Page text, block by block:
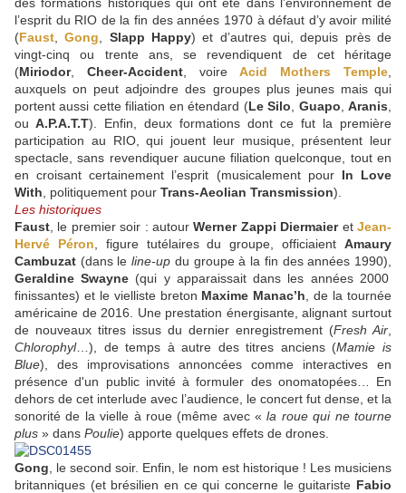
l’esprit du RIO de la fin des années 1970 à défaut d’y avoir milité
(Faust ,Gong Slapp Happy) et d’autres qui, depuis près de
vingt-cinq ou trente ans, se revendiquent de cet héritage
(Miriodor, Cheer-Accident , voire Acid Mothers Temple
auxquels on peut adjoindre des groupes plus jeunes mais qui
portent aussi cette filiation en étendard (Le Silo Guapo ,Aranis
ou A.P.A.T.T). Enfin, deux formations dont ce fut la première
participation au RIO, qui jouent leur musique, présentent leur
spectacle, sans revendiquer aucune filiation quelconque, tout en
en croisant certainement l’esprit (musicalement pourIn Love
With , politiquement pour Trans-Aeolian Transmission).
Les historiques
Faust , le premier soir : autourWerner Zappi DiermaieretJean-
Hervé Péron , figure tutélaires du groupe, officiaientAmaury
Cambuzat (dans le line-up du groupe à la fin des années 1990),
Geraldine Swayne (qui y apparaissait dans les années 2000
finissantes) et le vielliste breton Maxime Manac’h , de la tournée
américaine de 2016. Une prestation énergisante, alignant surtout
de nouveaux titres issus du dernier enregistrement (Fresh Air
Chlorophyl…), de temps à autre des titres anciens (Mamie is
Blue), des improvisations annoncées comme interactives en
présence d'un public invité à formuler des onomatopées… En
dehors de cet interlude avec l’audience, le concert fut dense, et la
sonorité de la vielle à roue (même avec «la roue qui ne tourne
plus » dans Poulie) apporte quelques effets de drones.
Gong , le second soir. Enfin, le nom est historique ! Les musiciens
britanniques (et brésilien en ce qui concerne le guitariste Fabio